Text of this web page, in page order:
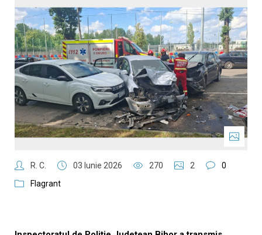
R. C. 03 Iunie 2026 270 2
0
Flagrant